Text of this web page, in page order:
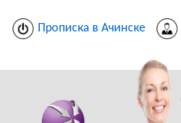
Прописка в Ачинске